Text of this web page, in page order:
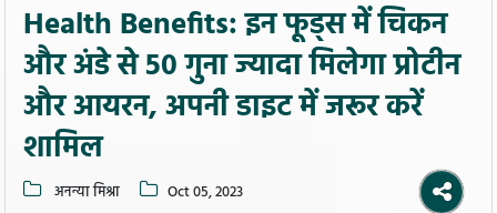
Health Benefits: इन फूड्स में चिकन
और अंडे से 50 गुना ज्यादा मिलेगा प्रोटीन
और आयरन, अपनी डाइट में जरूर करें
शामिल
अनन्या मिश्रा Oct 05, 2023